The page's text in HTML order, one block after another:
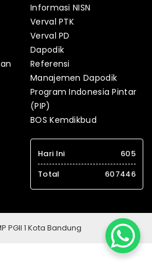
Informasi NISN
Verval PTK
Verval PD
Dapodik
Referensi
Manajemen Dapodik
Program Indonesia Pintar
(PIP)
BOS Kemdikbud
Hari Ini
605
Total
607446
PGII 1 Kota Bandung